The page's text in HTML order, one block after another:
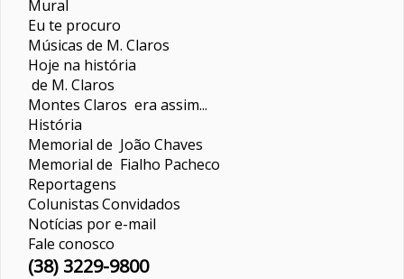
Mural
Eu te procuro
Músicas de M. Claros
Hoje na história
de M. Claros
Montes Claros era assim...
História
Memorial de João Chaves
Memorial de Fialho Pacheco
Reportagens
ColunistasConvidados
Notícias por e-mail
Fale conosco
(38) 3229-9800